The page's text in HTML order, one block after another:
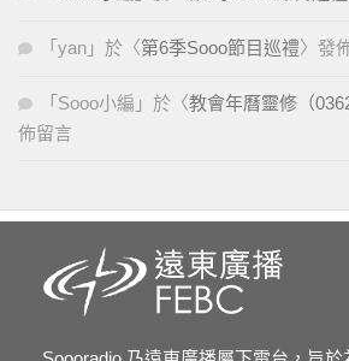
「 yan 」於〈第6季Sooo節目巡禮〉發
「 Sooo小編 」於〈教會年曆靈修（
佈留言